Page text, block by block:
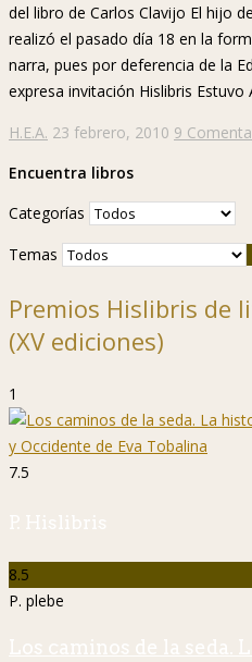
del libro de Carlos Clavijo El hijo
realizó el pasado día 18 en la
narra, pues por deferencia de la
expresa invitación Hislibris Estuvo
H.E.A. 23 febrero, 2010 9
Encuentra libros
Categorías
Temas
Premios Hislibris de
(XV ediciones)
1
7.5
P. Hislibris
8.5
P. plebe
Los caminos de la seda.